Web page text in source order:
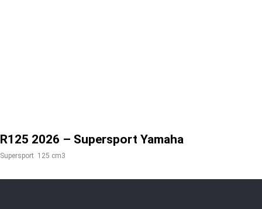
R125 2026 – Supersport Yamaha
Supersport 125 cm3